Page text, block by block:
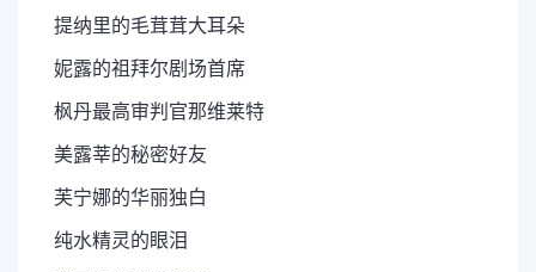
提纳里的毛茸茸大耳朵
妮露的祖拜尔剧场首席
枫丹最高审判官那维莱特
美露莘的秘密好友
芙宁娜的华丽独白
纯水精灵的眼泪